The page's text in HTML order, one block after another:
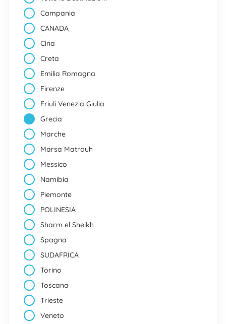
Campania
CANADA
Cina
Creta
Emilia Romagna
Firenze
Friuli Venezia Giulia
Grecia
Marche
Marsa Matrouh
Messico
Namibia
Piemonte
POLINESIA
Sharm el Sheikh
Spagna
SUDAFRICA
Torino
Toscana
Trieste
Veneto